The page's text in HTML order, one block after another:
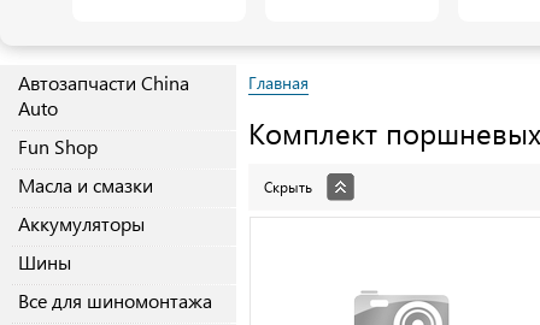
Автозапчасти China
Auto
Fun Shop
Масла и смазки
Аккумуляторы
Шины
Все для шиномонтажа
Главная
Комплект
Скрыть